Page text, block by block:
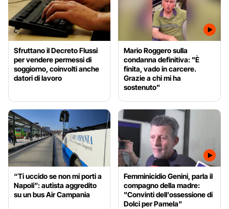
Sfruttano il Decreto Flussi
per vendere permessi di
soggiorno, coinvolti anche
datori di lavoro
Mario Roggero sulla
condanna definitiva: "È
finita, vado in carcere.
Grazie a chi mi ha
sostenuto"
“Ti uccido se non mi porti a
Napoli”: autista aggredito
su un bus Air Campania
Femminicidio Genini, parla il
compagno della madre:
"Convinti dell'ossessione di
Dolci per Pamela"